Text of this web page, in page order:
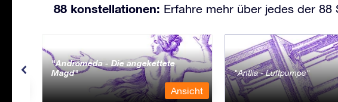
88 konstellationen: Erfahre mehr über jedes der 88
Andromeda - Die angekettete
Magd
Ansicht
Antlia - Luftpumpe